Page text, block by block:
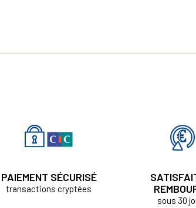
PAIEMENT SÉCURISÉ
transactions cryptées
sous 30